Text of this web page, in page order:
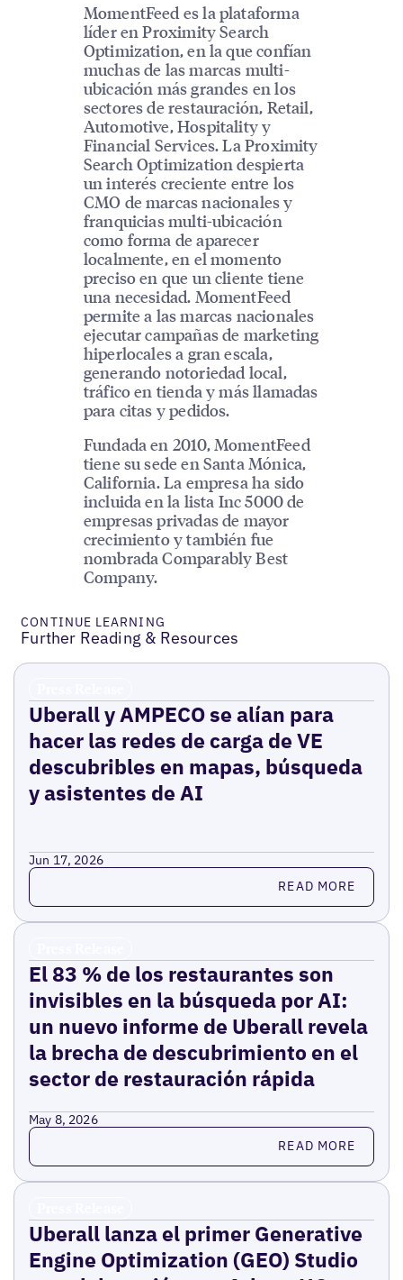
MomentFeed es la plataforma
líder en Proximity Search
Optimization, en la que confían
muchas de las marcas multi-
ubicación más grandes en los
sectores de restauración, Retail,
Automotive, Hospitality y
Financial Services. La Proximity
Search Optimization despierta
un interés creciente entre los
CMO de marcas nacionales y
franquicias multi-ubicación
como forma de aparecer
localmente, en el momento
preciso en que un cliente tiene
una necesidad. MomentFeed
permite a las marcas nacionales
ejecutar campañas de marketing
hiperlocales a gran escala,
generando notoriedad local,
tráfico en tienda y más llamadas
para citas y pedidos.
Fundada en 2010, MomentFeed
tiene su sede en Santa Mónica,
California. La empresa ha sido
incluida en la lista Inc 5000 de
empresas privadas de mayor
crecimiento y también fue
nombrada Comparably Best
Company.
CONTINUE LEARNING
Further Reading & Resources
Uberall y AMPECO se alían para
hacer las redes de carga de VE
descubribles en mapas, búsqueda
y asistentes de AI
Jun 17, 2026
Read more READ MORE
El 83 % de los restaurantes son
invisibles en la búsqueda por AI:
un nuevo informe de Uberall revela
la brecha de descubrimiento en el
sector de restauración rápida
May 8, 2026
Read more READ MORE
Uberall lanza el primer Generative
Engine Optimization (GEO) Studio